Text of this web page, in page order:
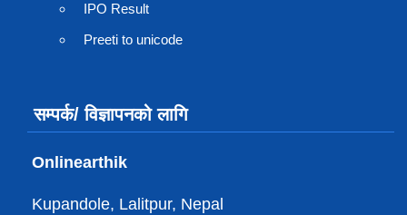
IPO Result
Preeti to unicode
सम्पर्क/ विज्ञापनको लागि
Onlinearthik
Kupandole, Lalitpur, Nepal